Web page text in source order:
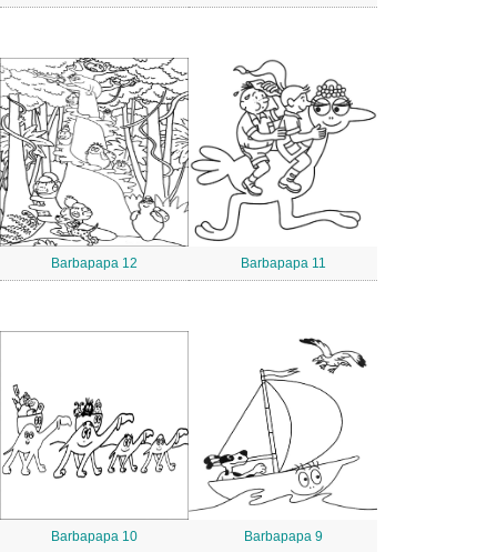
Barbapapa 12 Barbapapa 11
Barbapapa 10 Barbapapa 9